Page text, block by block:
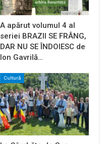
A apărut volumul 4 al
seriei BRAZII SE FRÂNG,
DAR NU SE ÎNDOIESC de
Ion Gavrilă…
Cultură